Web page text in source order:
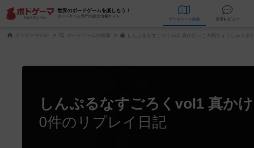
世界のボードゲームを楽しもう！
ボードゲーム専門の総合情報サイト
データベース 検索 新着レ
ボドゲーマTOP ボードゲームの検索 しんぷるなすごろくvol1 真かけっこ大戦ちょうじゅうぎ
しんぷるなすごろくvol1 真か
0件のリプレイ日記